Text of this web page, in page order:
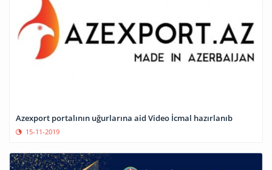
Azexport portalının uğurlarına aid Video İcmal hazırlanıb
15-11-2019